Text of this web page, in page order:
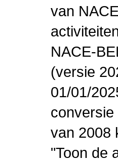
van
NACE-
(versie
01/01/
conversie
van 2008
"Toon de